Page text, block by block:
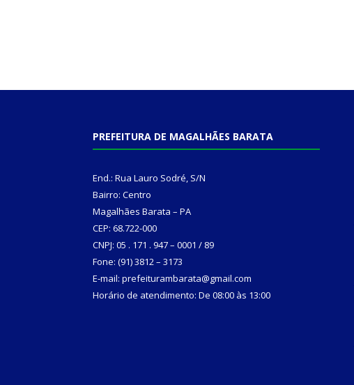
PREFEITURA DE MAGALHÃES BARATA
End.: Rua Lauro Sodré, S/N
Bairro: Centro
Magalhães Barata – PA
CEP: 68.722-000
CNPJ: 05 . 171 . 947 – 0001 / 89
Fone: (91) 3812 – 3173
E-mail: prefeiturambarata@gmail.com
Horário de atendimento: De 08:00 às 13:00